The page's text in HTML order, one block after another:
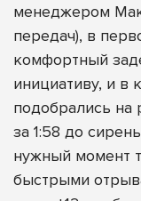
менеджером
передач), в
комфортный
инициативу, и в
подобрались на
за 1:58 до
нужный момент
быстрыми